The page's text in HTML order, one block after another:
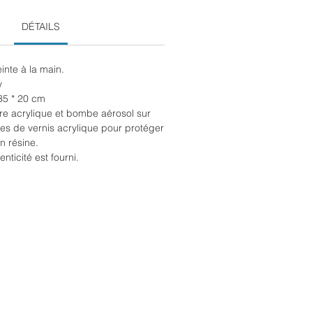
DÉTAILS
à la main.
* 20 cm
acrylique et bombe aérosol sur
de vernis acrylique pour protéger
résine.
est fourni.